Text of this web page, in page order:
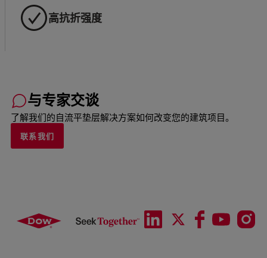
高抗折强度
与专家交谈
了解我们的自流平垫层解决方案如何改变您的建筑项目。
联系我们